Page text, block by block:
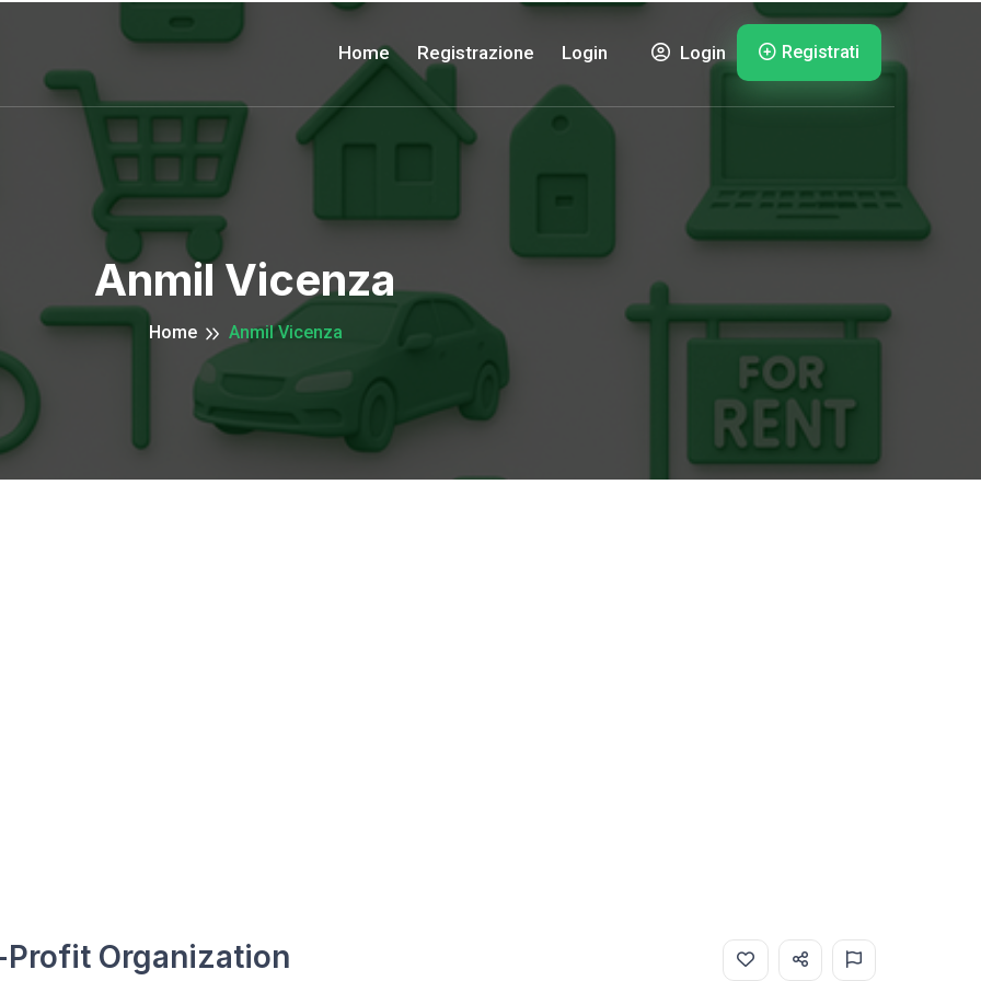
Home Registrazione Login Login Registrati
Anmil Vicenza
Home Anmil Vicenza
Organization